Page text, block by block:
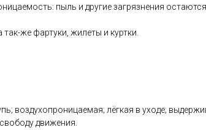
пыль и другие загрязнения
же фартуки, жилеты и куртки.
воздухопроницаемая; лёгкая в уходе;
движения.